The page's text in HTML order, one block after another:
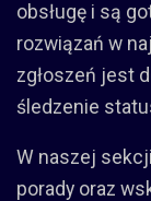
obsługę i są
rozwiązań w
zgłoszeń jest
śledzenie
W naszej
porady oraz